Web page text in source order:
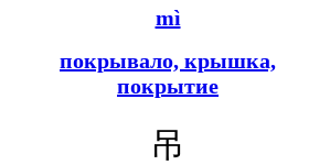
mì
покрывало, крышка,
покрытие
吊